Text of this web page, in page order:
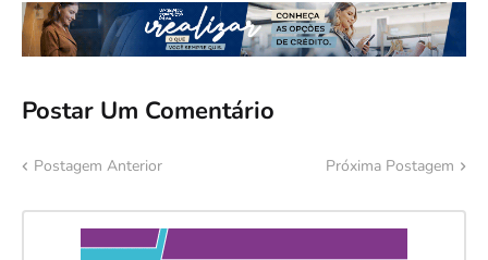
Postar Um Comentário
Postagem Anterior Próxima Postagem